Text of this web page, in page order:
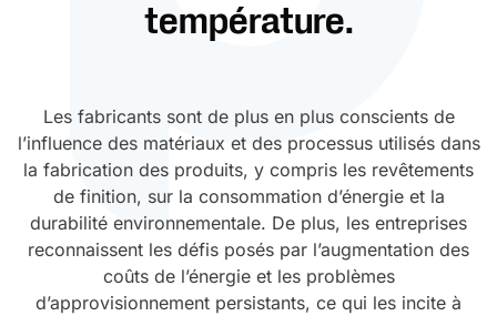
Oxysac
température.
Les fabricants sont de plus en plus conscients de
l’influence des matériaux et des processus utilisés dans
la fabrication des produits, y compris les revêtements
de finition, sur la consommation d’énergie et la
durabilité environnementale. De plus, les entreprises
reconnaissent les défis posés par l’augmentation des
coûts de l’énergie et les problèmes
d’approvisionnement persistants, ce qui les incite à